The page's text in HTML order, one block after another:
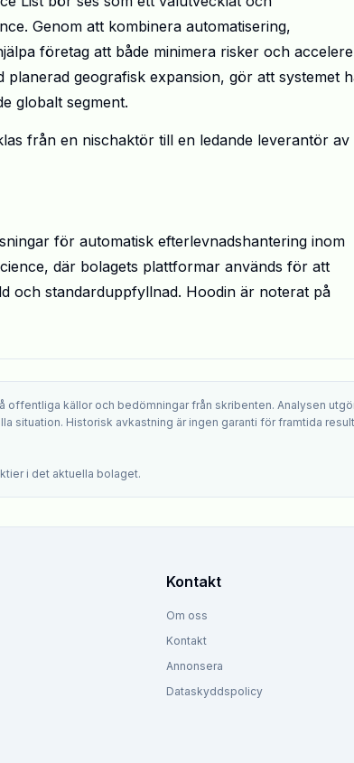
Genom att kombinera automatisering,
företag att både minimera risker och
geografisk expansion, gör att systemet
globalt segment.
från en nischaktör till en ledande leverantör av
för automatisk efterlevnadshantering inom
där bolagets plattformar används för att
och standarduppfyllnad. Hoodin är noterat på
källor och bedömningar från skribenten. Analysen
situation. Historisk avkastning är ingen garanti för framtida
i det aktuella bolaget.
Kontakt
Om oss
Kontakt
Annonsera
Dataskyddspolicy